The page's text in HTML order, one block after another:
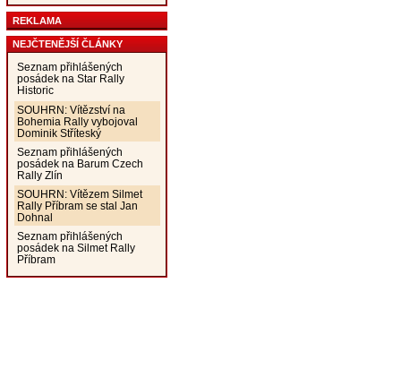
REKLAMA
NEJČTENĚJŠÍ ČLÁNKY
Seznam přihlášených
posádek na Star Rally
Historic
SOUHRN: Vítězství na
Bohemia Rally vybojoval
Dominik Stříteský
Seznam přihlášených
posádek na Barum Czech
Rally Zlín
SOUHRN: Vítězem Silmet
Rally Příbram se stal Jan
Dohnal
Seznam přihlášených
posádek na Silmet Rally
Příbram